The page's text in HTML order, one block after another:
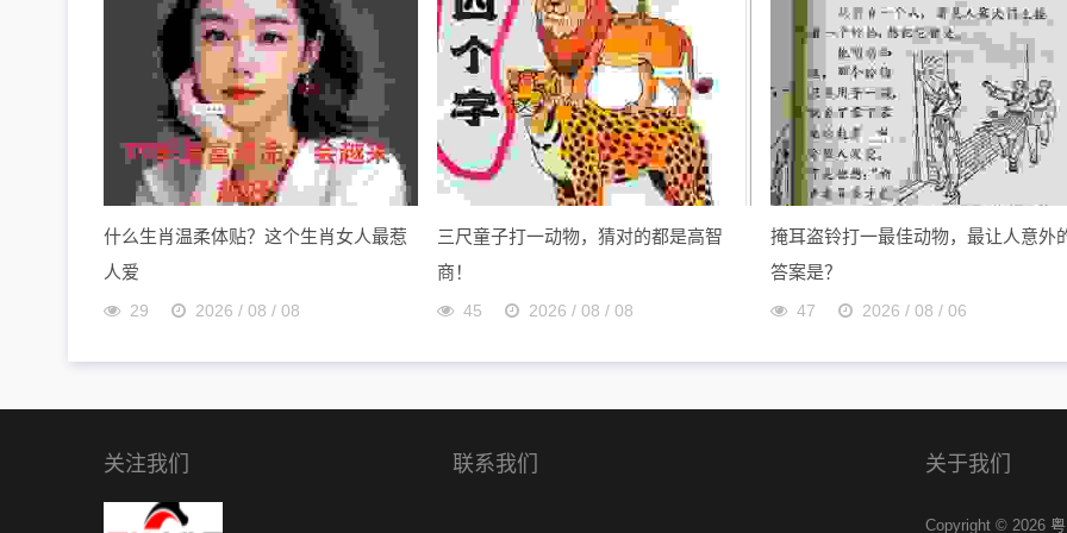
什么生肖温柔体贴？这个生肖女人最惹
人爱
29 2026 / 08 / 08
三尺童子打一动物，猜对的都是高智
商！
45 2026 / 08 / 08
掩耳盗铃打一最佳动物，最让人意外
答案是？
47 2026 / 08 / 06
关注我们 联系我们 关于我们
Copyright © 2026